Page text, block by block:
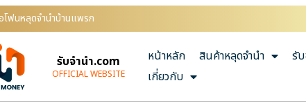
โฟนหลุดจำนำบ้านแพรก
รับจํานํา.com
OFFICIAL WEBSITE
หน้าหลัก สินค้าหลุดจำนำ รั
เกี่ยวกับ